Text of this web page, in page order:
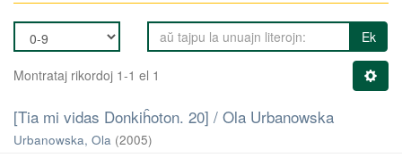
Ek
Montrataj rikordoj 1-1 el 1
[Tia mi vidas Donkiĥoton. 20] / Ola Urbanowska
Urbanowska, Ola (2005)